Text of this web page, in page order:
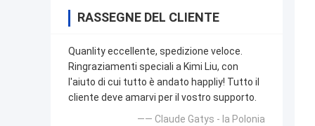
RASSEGNE DEL CLIENTE
Quanlity eccellente, spedizione veloce.
Ringraziamenti speciali a Kimi Liu, con
l'aiuto di cui tutto è andato happliy! Tutto il
cliente deve amarvi per il vostro supporto.
—— Claude Gatys - la Polonia